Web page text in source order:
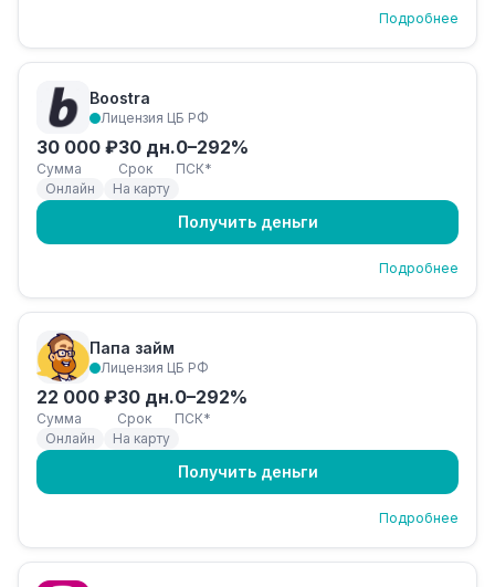
Подробнее
Boostra
Лицензия ЦБ РФ
30 000 ₽
Сумма
30 дн.
Срок
0–292%
ПСК*
Онлайн
На карту
Получить деньги
Подробнее
Папа займ
Лицензия ЦБ РФ
22 000 ₽
Сумма
30 дн.
Срок
0–292%
ПСК*
Онлайн
На карту
Получить деньги
Подробнее